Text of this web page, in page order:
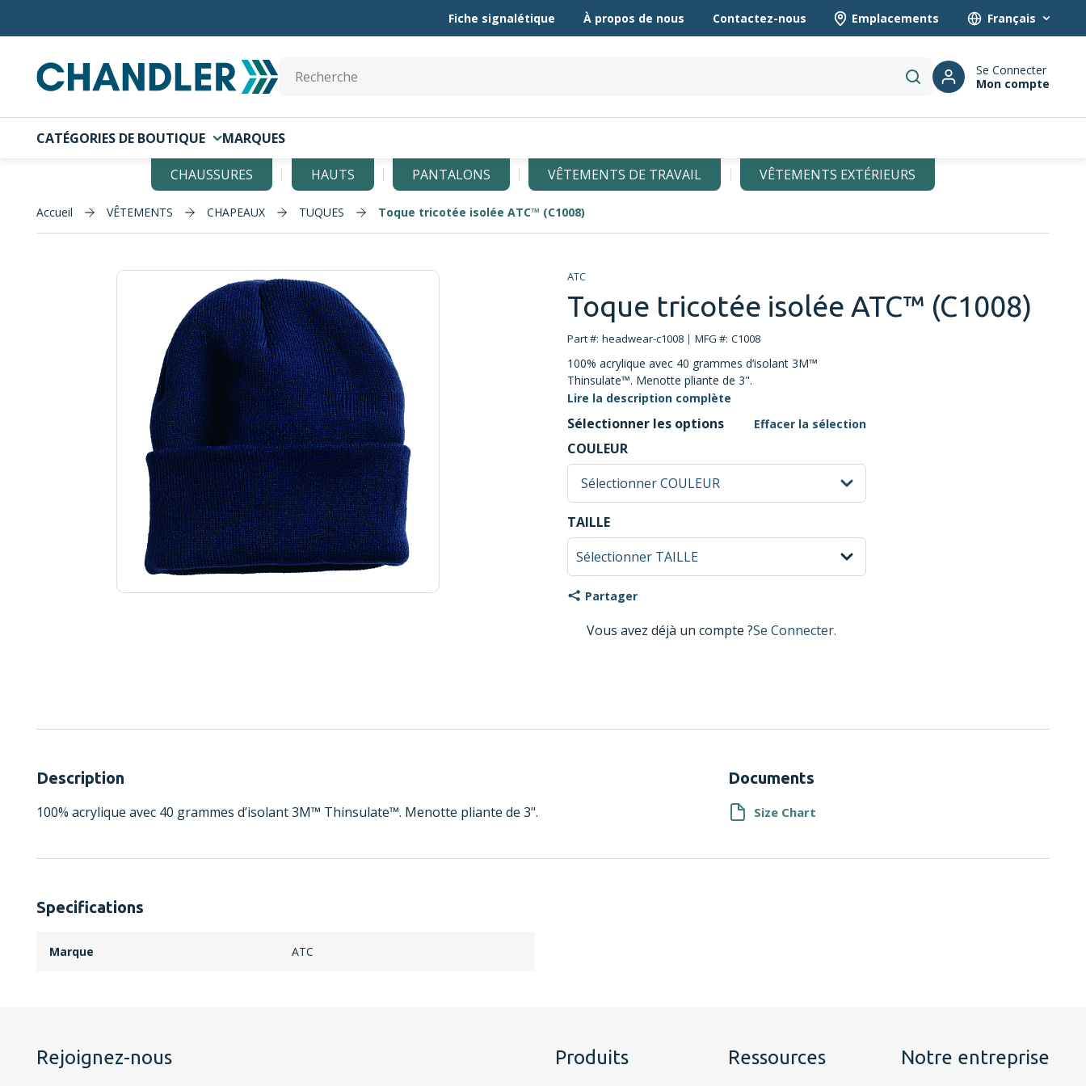
Fiche signalétique À propos de nous Contactez-nous Emplacements Language
submit search
Se Connecter
Mon compte
CATÉGORIES DE BOUTIQUE MARQUES
CHAUSSURES HAUTS PANTALONS VÊTEMENTS DE TRAVAIL VÊTEMENTS EXTÉRIEURS
Accueil VÊTEMENTS CHAPEAUX TUQUES Toque tricotée isolée ATC™ (C1008)
ATC
Toque tricotée isolée ATC™ (C1008)
Part #: headwear-c1008 MFG #: C1008
100% acrylique avec 40 grammes d’isolant 3M™
Thinsulate™. Menotte pliante de 3".
Lire la description complète
Sélectionner les options Effacer la sélection
COULEUR
show options
TAILLE
Partager
Vous avez déjà un compte ?Se Connecter.
Description
100% acrylique avec 40 grammes d’isolant 3M™ Thinsulate™. Menotte pliante de 3".
Documents
Size Chart
Specifications
Marque ATC
Rejoignez-nous Produits Ressources Notre entreprise